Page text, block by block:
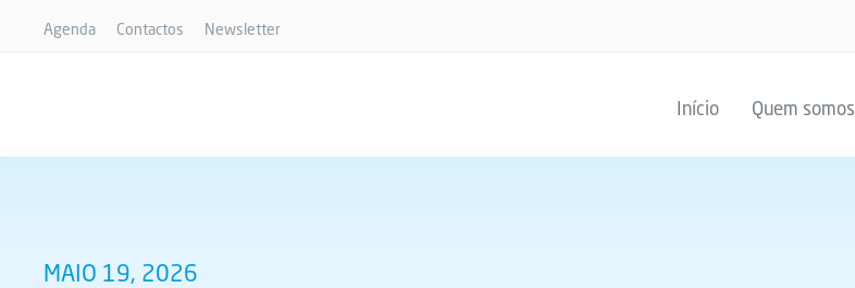
Agenda Contactos Newsletter
Início Quem somos
MAIO 19, 2026